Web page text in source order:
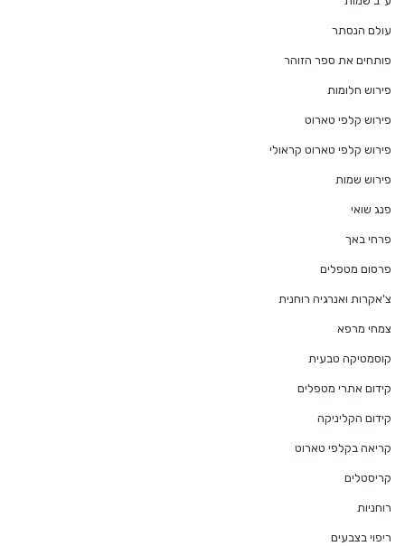
עולם הנסתר
פותחים את ספר הזוהר
פירוש חלומות
פירוש קלפי טארוט
פירוש קלפי טארוט קראולי
פירוש שמות
פנג שואי
פרחי באך
פרסום מטפלים
צ'אקרות ואנרגיה רוחנית
צמחי מרפא
קוסמטיקה טבעית
קידום אתרי מטפלים
קידום הקליניקה
קריאה בקלפי טארוט
קריסטלים
רוחניות
ריפוי בצבעים